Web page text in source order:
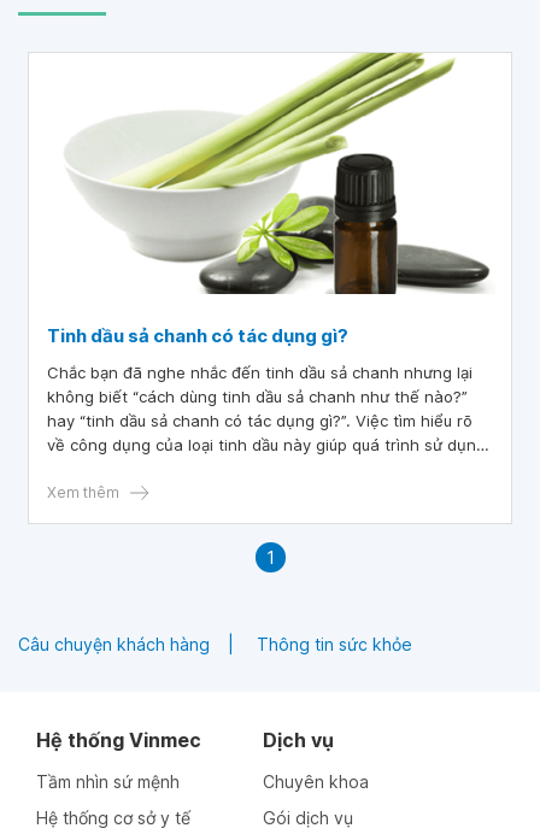
Tinh dầu sả chanh có tác dụng gì?
Chắc bạn đã nghe nhắc đến tinh dầu sả chanh nhưng lại
không biết “cách dùng tinh dầu sả chanh như thế nào?”
hay “tinh dầu sả chanh có tác dụng gì?”. Việc tìm hiểu rõ
về công dụng của loại tinh dầu này giúp quá trình sử dụng
Xem thêm
1
Câu chuyện khách hàng Thông tin sức khỏe
Hệ thống Vinmec
Tầm nhìn sứ mệnh
Hệ thống cơ sở y tế
Dịch vụ
Chuyên khoa
Gói dịch vụ